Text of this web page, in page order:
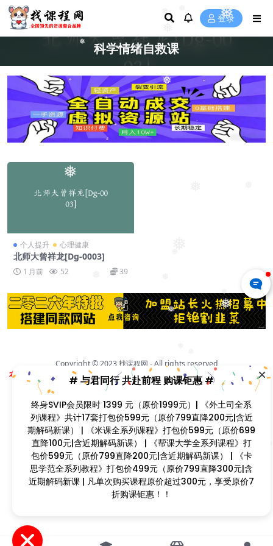
❅
❅
❅
❅
❅
❅
❅
❅
❅
❅
❅
❅
❅
❅
❅ ❅
❅
登录
科学情绪自救课
个人提升 心理健康
北师大曾祥龙[Dg-0003]
1 月前 52 39
Copyright © 2023找课程网 - All rights reserved
本站支持课程资源互换，优质课程资源互换请联系微信在线客服：zkcw598 (备
注：课程互换)
# 与君同行 共赴前程 购课钜惠 #
终身SVIP会员限时 1399 元（原价1999元）| 《外土司全系
列课程》共计17套打包价599元（原价799直降200元|含近
期解码新课） | 《米课全系列课程》打包价599元（原价699
直降100元|含近期解码新课） | 《帮课大学全系列课程》打包
价599元（原价799直降200元|含近期解码新课） | 《卡思
学范全系列教程》打包价499元（原价799直降300元|含近
期解码新课 | 凡单次购买课程原价超过300元，享受原价7折
购课钜惠！！